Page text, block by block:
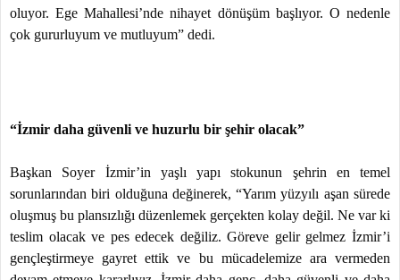
oluyor. Ege Mahallesi’nde nihayet dönüşüm başlıyor. O nedenle
çok gururluyum ve mutluyum” dedi.
“İzmir daha güvenli ve huzurlu bir şehir olacak”
Başkan Soyer İzmir’in yaşlı yapı stokunun şehrin en temel
sorunlarından biri olduğuna değinerek, “Yarım yüzyılı aşan sürede
oluşmuş bu plansızlığı düzenlemek gerçekten kolay değil. Ne var ki
teslim olacak ve pes edecek değiliz. Göreve gelir gelmez İzmir’i
gençleştirmeye gayret ettik ve bu mücadelemize ara vermeden